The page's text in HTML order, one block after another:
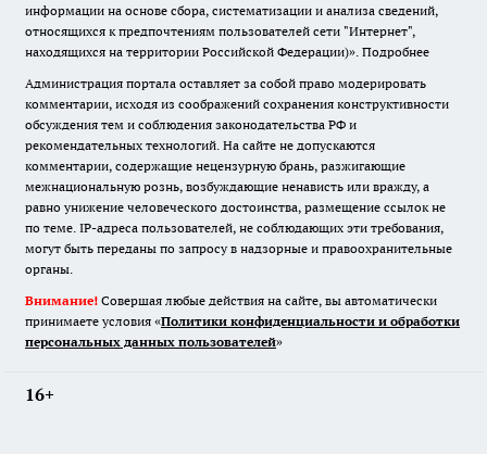
информации на основе сбора, систематизации и анализа сведений,
относящихся к предпочтениям пользователей сети "Интернет",
находящихся на территории Российской Федерации)». Подробнее
Администрация портала оставляет за собой право модерировать
комментарии, исходя из соображений сохранения конструктивности
обсуждения тем и соблюдения законодательства РФ и
рекомендательных технологий. На сайте не допускаются
комментарии, содержащие нецензурную брань, разжигающие
межнациональную рознь, возбуждающие ненависть или вражду, а
равно унижение человеческого достоинства, размещение ссылок не
по теме. IP-адреса пользователей, не соблюдающих эти требования,
могут быть переданы по запросу в надзорные и правоохранительные
органы.
Внимание! Совершая любые действия на сайте, вы автоматически
принимаете условия «Политики конфиденциальности и обработки
персональных данных пользователей»
16+